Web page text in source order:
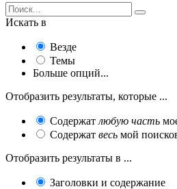
Искать в
Везде
Темы
Больше опций...
Отобразить результаты, которые ...
Содержат любую часть
Содержат весь мой
Отобразить результаты в ...
Заголовки и содержание